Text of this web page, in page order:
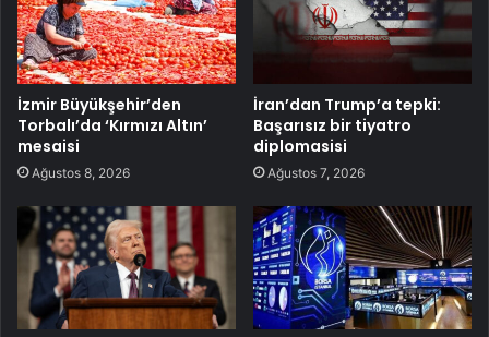
İzmir Büyükşehir’den
Torbalı’da ‘Kırmızı Altın’
mesaisi
Ağustos 8, 2026
İran’dan Trump’a tepki:
Başarısız bir tiyatro
diplomasisi
Ağustos 7, 2026